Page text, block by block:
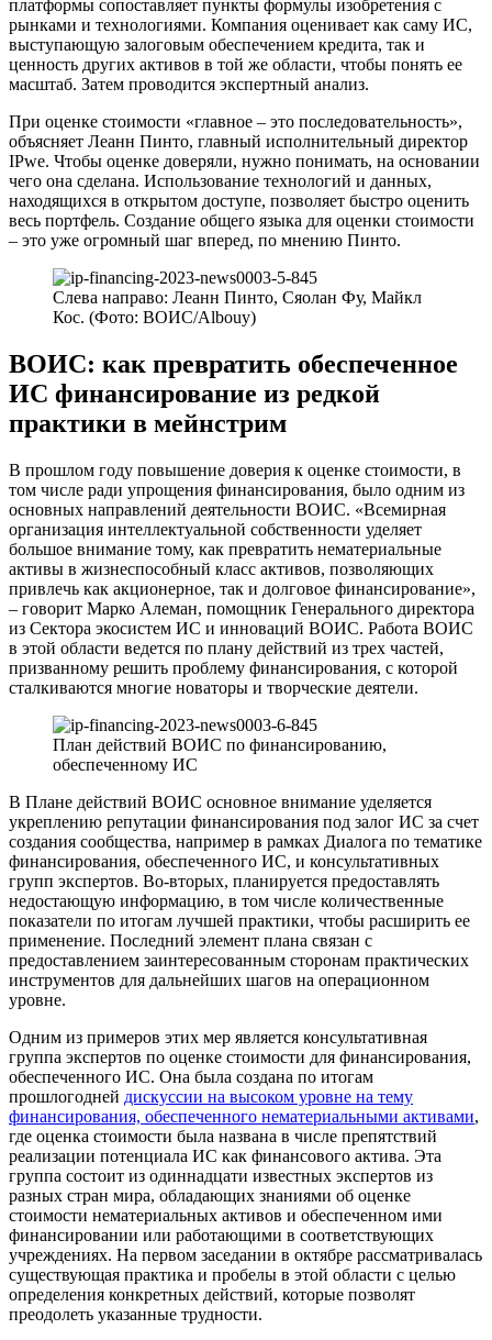
платформы сопоставляет пункты формулы изобретения с
рынками и технологиями. Компания оценивает как саму ИС,
выступающую залоговым обеспечением кредита, так и
ценность других активов в той же области, чтобы понять ее
масштаб. Затем проводится экспертный анализ.
При оценке стоимости «главное – это последовательность»,
объясняет Леанн Пинто, главный исполнительный директор
IPwe. Чтобы оценке доверяли, нужно понимать, на основании
чего она сделана. Использование технологий и данных,
находящихся в открытом доступе, позволяет быстро оценить
весь портфель. Создание общего языка для оценки стоимости
– это уже огромный шаг вперед, по мнению Пинто.
Слева направо: Леанн Пинто, Сяолан Фу, Майкл
Кос. (Фото: ВОИС/Albouy)
ВОИС: как превратить обеспеченное
ИС финансирование из редкой
практики в мейнстрим
В прошлом году повышение доверия к оценке стоимости, в
том числе ради упрощения финансирования, было одним из
основных направлений деятельности ВОИС. «Всемирная
организация интеллектуальной собственности уделяет
большое внимание тому, как превратить нематериальные
активы в жизнеспособный класс активов, позволяющих
привлечь как акционерное, так и долговое финансирование»,
– говорит Марко Алеман, помощник Генерального директора
из Сектора экосистем ИС и инноваций ВОИС. Работа ВОИС
в этой области ведется по плану действий из трех частей,
призванному решить проблему финансирования, с которой
сталкиваются многие новаторы и творческие деятели.
План действий ВОИС по финансированию,
обеспеченному ИС
В Плане действий ВОИС основное внимание уделяется
укреплению репутации финансирования под залог ИС за счет
создания сообщества, например в рамках Диалога по тематике
финансирования, обеспеченного ИС, и консультативных
групп экспертов. Во-вторых, планируется предоставлять
недостающую информацию, в том числе количественные
показатели по итогам лучшей практики, чтобы расширить ее
применение. Последний элемент плана связан с
предоставлением заинтересованным сторонам практических
инструментов для дальнейших шагов на операционном
уровне.
Одним из примеров этих мер является консультативная
группа экспертов по оценке стоимости для финансирования,
обеспеченного ИС. Она была создана по итогам
прошлогодней дискуссии на высоком уровне на тему
финансирования, обеспеченного нематериальными активами,
где оценка стоимости была названа в числе препятствий
реализации потенциала ИС как финансового актива. Эта
группа состоит из одиннадцати известных экспертов из
разных стран мира, обладающих знаниями об оценке
стоимости нематериальных активов и обеспеченном ими
финансировании или работающими в соответствующих
учреждениях. На первом заседании в октябре рассматривалась
существующая практика и пробелы в этой области с целью
определения конкретных действий, которые позволят
преодолеть указанные трудности.